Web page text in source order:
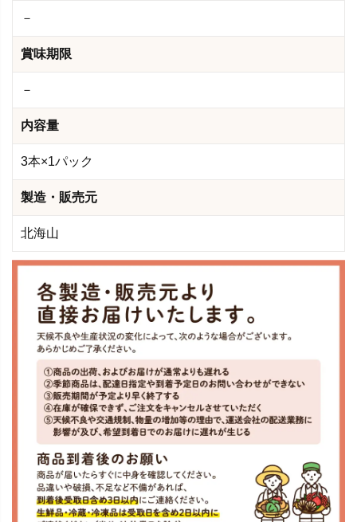
－
賞味期限
－
内容量
3本×1パック
製造・販売元
北海山